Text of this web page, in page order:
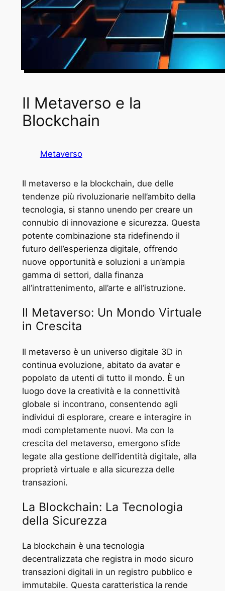
Il Metaverso e la
Blockchain
Metaverso
Il metaverso e la blockchain, due delle
tendenze più rivoluzionarie nell’ambito della
tecnologia, si stanno unendo per creare un
connubio di innovazione e sicurezza. Questa
potente combinazione sta ridefinendo il
futuro dell’esperienza digitale, offrendo
nuove opportunità e soluzioni a un’ampia
gamma di settori, dalla finanza
all’intrattenimento, all’arte e all’istruzione.
Il Metaverso: Un Mondo Virtuale
in Crescita
Il metaverso è un universo digitale 3D in
continua evoluzione, abitato da avatar e
popolato da utenti di tutto il mondo. È un
luogo dove la creatività e la connettività
globale si incontrano, consentendo agli
individui di esplorare, creare e interagire in
modi completamente nuovi. Ma con la
crescita del metaverso, emergono sfide
legate alla gestione dell’identità digitale, alla
proprietà virtuale e alla sicurezza delle
transazioni.
La Blockchain: La Tecnologia
della Sicurezza
La blockchain è una tecnologia
decentralizzata che registra in modo sicuro
transazioni digitali in un registro pubblico e
immutabile. Questa caratteristica la rende